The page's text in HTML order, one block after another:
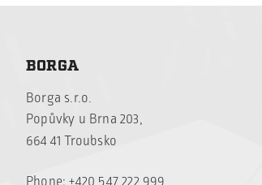
BORGA
Borga s.r.o.
Popůvky u Brna 203,
664 41 Troubsko